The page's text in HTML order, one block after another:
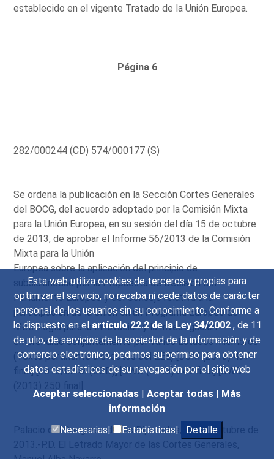
Esta web utiliza cookies de terceros y propias para
optimizar el servicio, no recaba ni cede datos de carácter
personal de los usuarios sin su conocimiento. Conforme a
lo dispuesto en elartículo 22.2 de la Ley 34/2002 , de 11
de julio, de servicios de la sociedad de la información y de
comercio electrónico, pedimos su permiso para obtener
datos estadísticos de su navegación por el sitio web
Aceptar seleccionadas | Aceptar todas | Más
información
Necesarias|
Estadísticas| Detalle
establecido en el vigente Tratado de la Unión Europea.
Página 6
282/000244 (CD) 574/000177 (S)
Se ordena la publicación en la Sección Cortes Generales
del BOCG, del acuerdo adoptado por la Comisión Mixta
para la Unión Europea, en su sesión del día 15 de octubre
de 2013, de aprobar el Informe 56/2013 de la Comisión
Mixta para la Unión
Europea sobre la aplicación del principio de
subsidiariedad por la Propuesta de Decisión del
Parlamento Europeo y del Consejo relativa a la
participación de la Unión en un Programa Europeo de
Metrología para la Innovación y la Investigación
emprendido conjuntamente por varios Estados miembros
(Texto pertinente a efectos del EEE) [COM (2013) 497
final] [2013/0242 (COD)] [SWD (2013) 249 final] [SWD
(2013) 250 final].
Palacio del Congreso de los Diputados, 16 de octubre de
2013.-P.D. El Letrado Mayor de las Cortes Generales,